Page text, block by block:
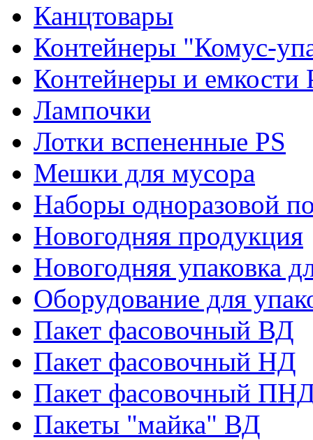
Канцтовары
Контейнеры "Комус-
Контейнеры и емкости
Лампочки
Лотки вспененные PS
Мешки для мусора
Наборы одноразовой
Новогодняя продукция
Новогодняя упаковка
Оборудование для
Пакет фасовочный ВД
Пакет фасовочный НД
Пакет фасовочный
Пакеты "майка" ВД